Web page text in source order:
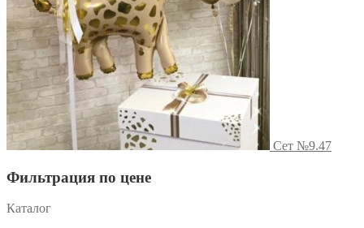
Сет №9.47
Фильтрация по цене
Каталог